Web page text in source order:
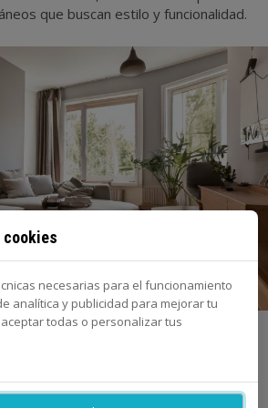
que buscan estilo y funcionalidad.
un salón pequeño y
cookies
necesarias para el funcionamiento
analítica y publicidad para mejorar tu
todas o personalizar tus